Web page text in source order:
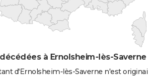
à Ernolsheim-lès-Saverne
d'Ernolsheim-lès-Saverne n'est